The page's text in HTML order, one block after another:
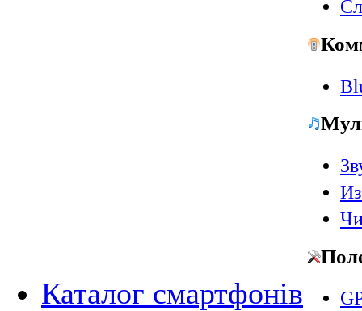
Каталог смартфонів